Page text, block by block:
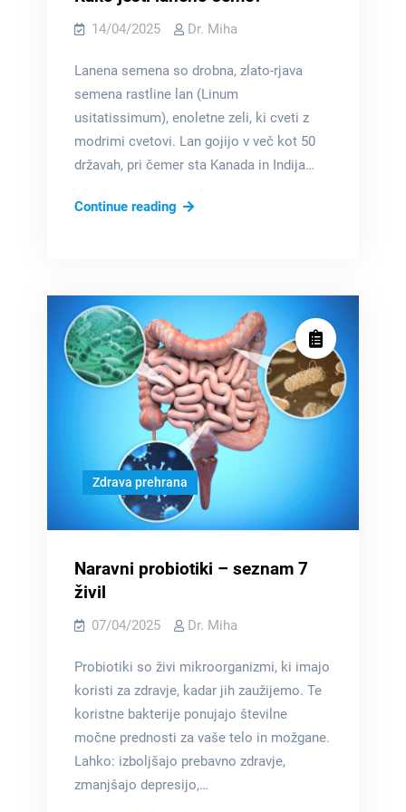
14/04/2025 Dr. Miha
Lanena semena so drobna, zlato-rjava
semena rastline lan (Linum
usitatissimum), enoletne zeli, ki cveti z
modrimi cvetovi. Lan gojijo v več kot 50
državah, pri čemer sta Kanada in Indija…
Continue readingKako
Zdrava prehrana
Naravni probiotiki – seznam 7
živil
07/04/2025 Dr. Miha
Probiotiki so živi mikroorganizmi, ki imajo
koristi za zdravje, kadar jih zaužijemo. Te
koristne bakterije ponujajo številne
močne prednosti za vaše telo in možgane.
Lahko: izboljšajo prebavno zdravje,
zmanjšajo depresijo,…